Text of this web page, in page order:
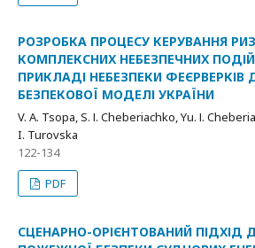
РОЗРОБКА ПРОЦЕСУ КЕРУВАННЯ
КОМПЛЕКСНИХ НЕБЕЗПЕЧНИХ
ПРИКЛАДІ НЕБЕЗПЕКИ ФЕЄРВЕРКІВ
БЕЗПЕКОВОЇ МОДЕЛІ УКРАЇНИ
V. А. Tsopa, S. І. Cheberiachko, Yu. І.
I. Turovska
122-134
PDF
СЦЕНАРНО-ОРІЄНТОВАНИЙ ПІДХІД